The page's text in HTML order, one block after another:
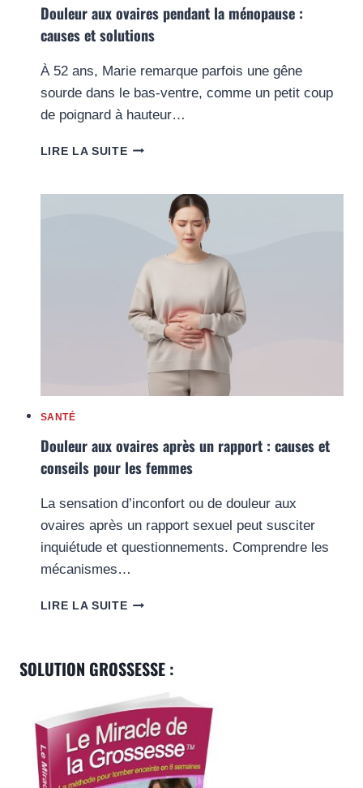
Douleur aux ovaires pendant la ménopause :
causes et solutions
À 52 ans, Marie remarque parfois une gêne
sourde dans le bas-ventre, comme un petit coup
de poignard à hauteur…
LIRE LA SUITEDOULEUR
PENDANT
MÉNOPAUSE
CAUSES
ET
SOLUTIONS
SANTÉ
Douleur aux ovaires après un rapport : causes et
conseils pour les femmes
La sensation d’inconfort ou de douleur aux
ovaires après un rapport sexuel peut susciter
inquiétude et questionnements. Comprendre les
mécanismes…
LIRE LA SUITEDOULEUR
UN
:
CAUSES
ET
CONSEILS
POUR
SOLUTION GROSSESSE :